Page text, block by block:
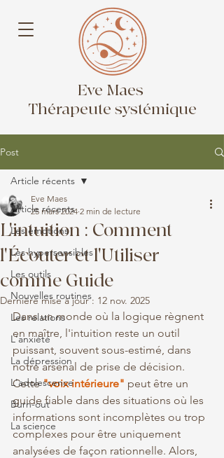
Eve Maes
Thérapeute systémique
Post
Article récents
Les émotions
Les hypersensibles
Les outils
Nouvelles routines
Les relations
L'anxiété
La dépression
L'adolescence
Burn-out
La science
Article récents
L'intuition : Comment
l'Écouter et l'Utiliser
comme Guide
Eve Maes
25 mars 2024 2 min de lecture
Dernière mise à jour : 12 nov. 2025
Dans un monde où la logique règnent
en maître, l'intuition reste un outil
puissant, souvent sous-estimé, dans
notre arsenal de prise de décision.
Cette "voix intérieure" peut être un
guide fiable dans des situations où les
informations sont incomplètes ou trop
complexes pour être uniquement
analysées de façon rationnelle. Alors,